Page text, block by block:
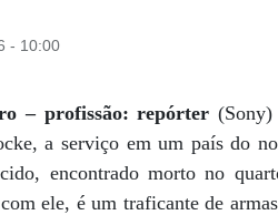
- 10:00
– profissão: repórter
a serviço em um país do
encontrado morto no
ele, é um traficante de